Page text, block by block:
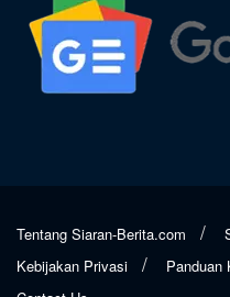
Tentang Siaran-Berita.com
Kebijakan Privasi
Panduan